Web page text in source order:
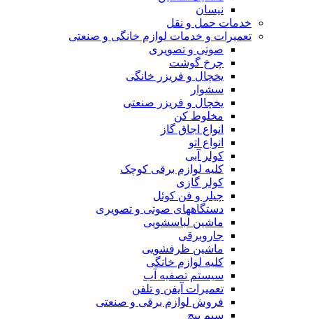
نیسان
خدمات حمل و نقل
تعمیرات و خدمات لوازم خانگی و صنعتی
صوتی و تصویری
چرخ گوشت
یخچال و فریزر خانگی
سشوار
یخچال و فریزر صنعتی
مخلوط کن
انواع اجاق گاز
انواع اتو
کولر آبی
کلیه لوازم برقی کوچک
کولر گازی
چیلر و فن کوئل
دستگاههای صوتی و تصویری
ماشین لباسشویی
جاروبرقی
ماشین ظرفشویی
کلیه لوازم خانگی
سیستم تصفیه آب
تعمیرات آیفن و تلفن
فروش لوازم برقی و صنعتی
سیم پیچ